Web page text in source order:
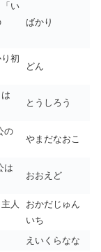
い
ばかり
初
どん
とうしろう
の
やまだなおこ
は
おおえど
人
おかだじゅん
いち
えいくらなな